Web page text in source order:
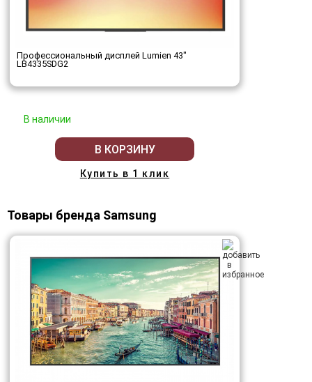
Профессиональный дисплей Lumien 43"
LB4335SDG2
В наличии
В КОРЗИНУ
Купить в 1 клик
Товары бренда Samsung